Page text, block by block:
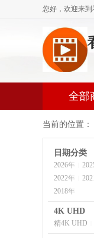
您好，欢迎来到
全部
当前的位置：
日期分类
2026年
2022年
2018年
4K UHD
精4K UHD